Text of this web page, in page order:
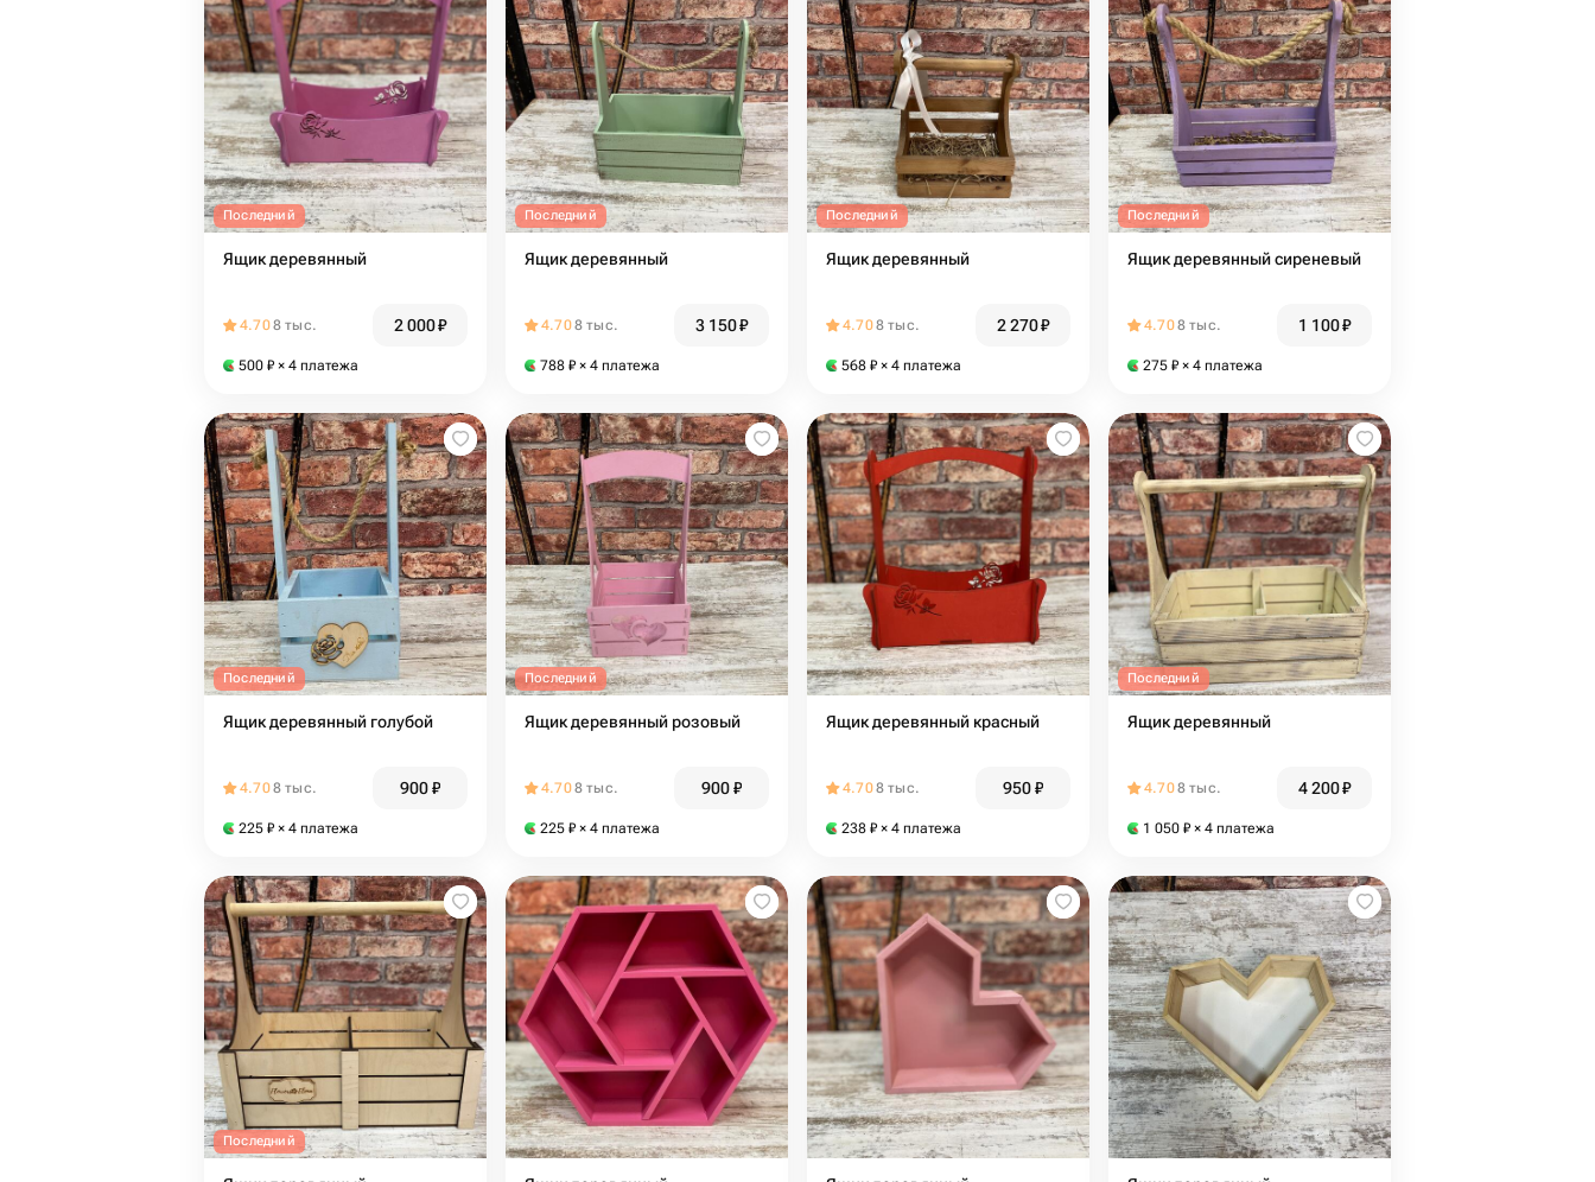
Последний
Ящик деревянный
4.708 тыс. 2 000₽
500 ₽ × 4 платежа
Последний
Ящик деревянный
4.708 тыс. 3 150₽
788 ₽ × 4 платежа
Последний
Ящик деревянный
4.708 тыс. 2 270₽
568 ₽ × 4 платежа
Последний
Ящик деревянный сиреневый
4.708 тыс. 1 100₽
275 ₽ × 4 платежа
Последний
Ящик деревянный голубой
4.708 тыс. 900₽
225 ₽ × 4 платежа
Последний
Ящик деревянный розовый
4.708 тыс. 900₽
225 ₽ × 4 платежа
Ящик деревянный красный
4.708 тыс. 950₽
238 ₽ × 4 платежа
Последний
Ящик деревянный
4.708 тыс. 4 200₽
1 050 ₽ × 4 платежа
Последний